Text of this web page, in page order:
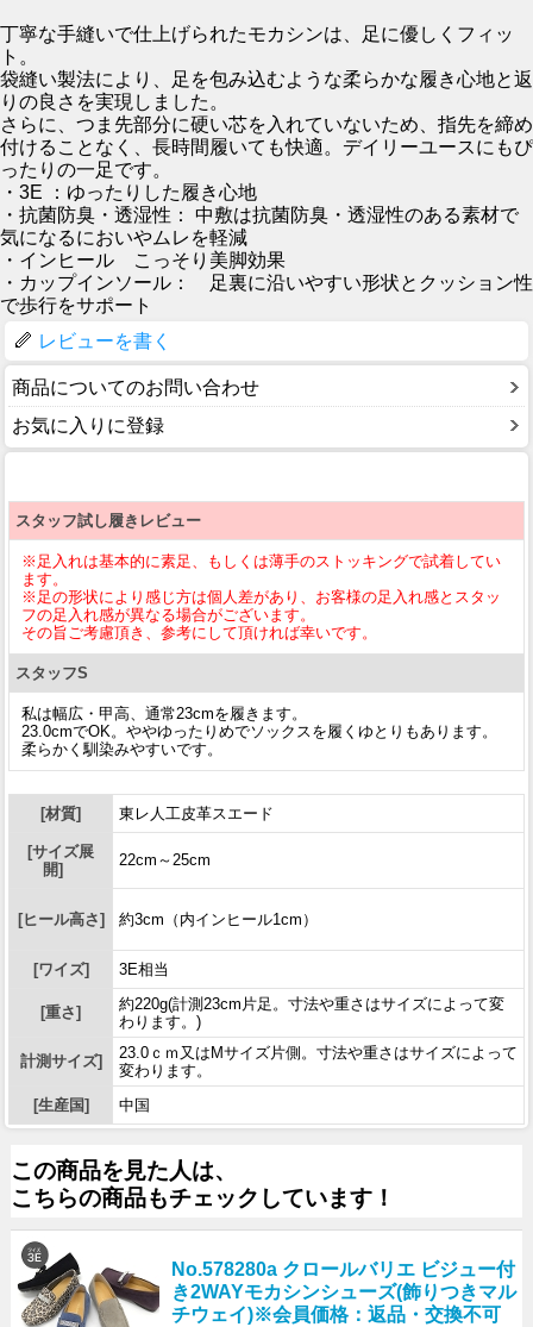
丁寧な手縫いで仕上げられたモカシンは、足に優しくフィッ
ト。
袋縫い製法により、足を包み込むような柔らかな履き心地と返
りの良さを実現しました。
さらに、つま先部分に硬い芯を入れていないため、指先を締め
付けることなく、長時間履いても快適。デイリーユースにもぴ
ったりの一足です。
・3E ：ゆったりした履き心地
・抗菌防臭・透湿性： 中敷は抗菌防臭・透湿性のある素材で
気になるにおいやムレを軽減
・インヒール こっそり美脚効果
・カップインソール： 足裏に沿いやすい形状とクッション性
で歩行をサポート
レビューを書く
商品についてのお問い合わせ
お気に入りに登録
スタッフ試し履きレビュー
※足入れは基本的に素足、もしくは薄手のストッキングで試着してい
ます。
※足の形状により感じ方は個人差があり、お客様の足入れ感とスタッ
フの足入れ感が異なる場合がございます。
その旨ご考慮頂き、参考にして頂ければ幸いです。
スタッフS
私は幅広・甲高、通常23cmを履きます。
23.0cmでOK。ややゆったりめでソックスを履くゆとりもあります。
柔らかく馴染みやすいです。
[材質] 東レ人工皮革スエード
[サイズ展
開]
22cm～25cm
[ヒール高さ] 約3cm（内インヒール1cm）
[ワイズ] 3E相当
[重さ]
約220g(計測23cm片足。寸法や重さはサイズによって変
わります。)
計測サイズ]
23.0ｃｍ又はMサイズ片側。寸法や重さはサイズによって
変わります。
[生産国]
中国
この商品を見た人は、
こちらの商品もチェックしています！
No.578280a クロールバリエ ビジュー付
き2WAYモカシンシューズ(飾りつきマル
チウェイ)※会員価格：返品・交換不可